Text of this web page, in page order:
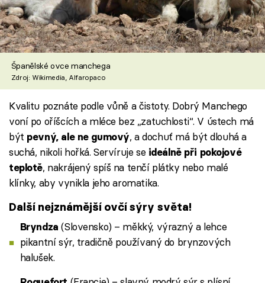
Španělské ovce manchega
Zdroj: Wikimedia, Alfaropaco
Kvalitu poznáte podle vůně a čistoty. Dobrý Manchego
voní po oříšcích a mléce bez „zatuchlosti“. V ústech má
být pevný, ale ne gumový, a dochuť má být dlouhá a
suchá, nikoli hořká. Servíruje seideálně při pokojové
teplotě, nakrájený spíš na tenčí plátky nebo malé
klínky, aby vynikla jeho aromatika.
Další nejznámější ovčí sýry světa!
Bryndza(Slovensko) – měkký, výrazný a lehce
pikantní sýr, tradičně používaný do brynzových
halušek.